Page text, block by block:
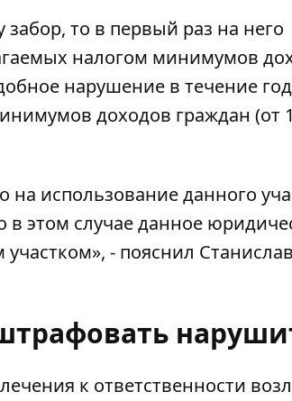
то в первый раз на него
налогом минимумов
нарушение в течение
доходов граждан (от
использование данного
в этом случае данное
- пояснил Станислав
к ответственности